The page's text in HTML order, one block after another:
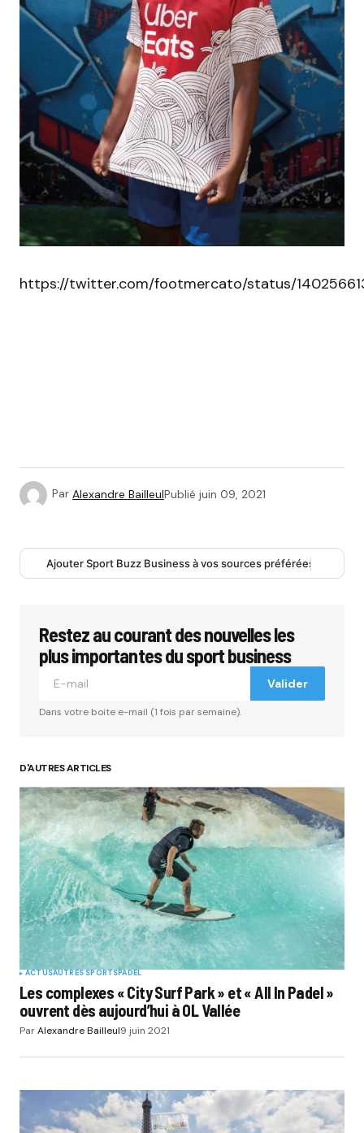
https://twitter.com/footmercato/status/
Par Alexandre BailleulPublié juin 09, 2021
Ajouter Sport Buzz Business à vos sources préférées
Restez au courant des nouvelles les
plus importantes du sport business
Valider
Dans votre boite e-mail (1 fois par semaine).
D'AUTRES ARTICLES
ACTUSAUTRES SPORTSPADEL
Les complexes « City Surf Park » et « All In Padel »
ouvrent dès aujourd’hui à OL Vallée
ParAlexandre Bailleul9 juin 2021